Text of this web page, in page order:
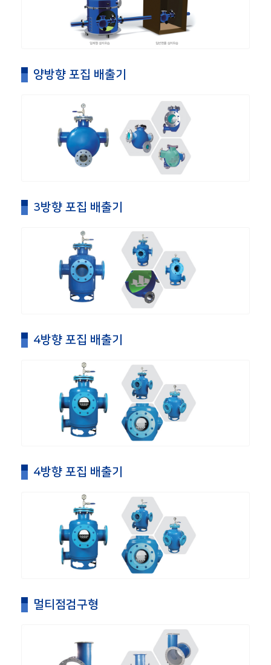
양방향 포집 배출기
3방향 포집 배출기
4방향 포집 배출기
4방향 포집 배출기
멀티점검구형